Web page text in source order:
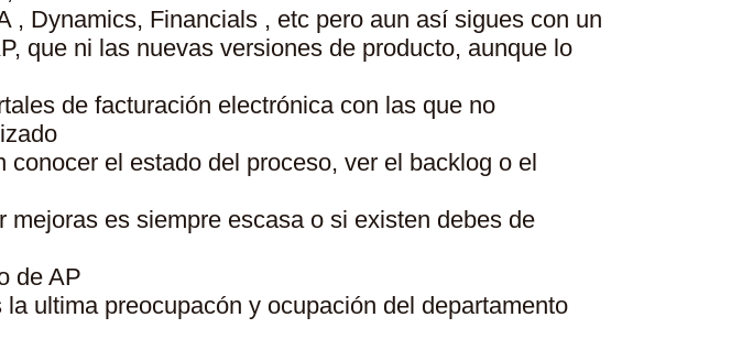
Dynamics, Financials , etc pero aun así sigues con un
que ni las nuevas versiones de producto, aunque lo
de facturación electrónica con las que no
el estado del proceso, ver el backlog o el
es siempre escasa o si existen debes de
de AP
ultima preocupacón y ocupación del departamento